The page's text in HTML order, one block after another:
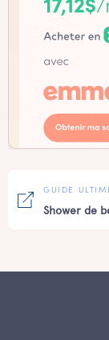
GUIDE
Shower de